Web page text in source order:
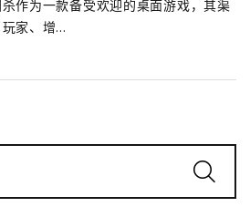
作为一款备受欢迎的桌面游戏，其渠
家、增...